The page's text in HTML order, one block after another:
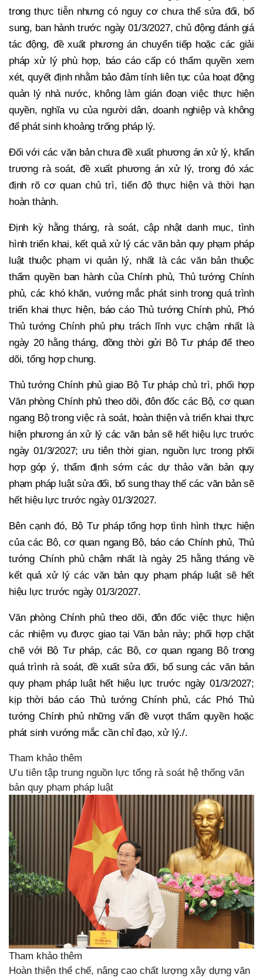
trong thực tiễn nhưng có nguy cơ chưa thể sửa đổi, bổ
sung, ban hành trước ngày 01/3/2027, chủ động đánh giá
tác động, đề xuất phương án chuyển tiếp hoặc các giải
pháp xử lý phù hợp, báo cáo cấp có thẩm quyền xem
xét, quyết định nhằm bảo đảm tính liên tục của hoạt động
quản lý nhà nước, không làm gián đoạn việc thực hiện
quyền, nghĩa vụ của người dân, doanh nghiệp và không
để phát sinh khoảng trống pháp lý.
Đối với các văn bản chưa đề xuất phương án xử lý, khẩn
trương rà soát, đề xuất phương án xử lý, trong đó xác
định rõ cơ quan chủ trì, tiến độ thực hiện và thời hạn
hoàn thành.
Định kỳ hằng tháng, rà soát, cập nhật danh mục, tình
hình triển khai, kết quả xử lý các văn bản quy phạm pháp
luật thuộc phạm vi quản lý, nhất là các văn bản thuộc
thẩm quyền ban hành của Chính phủ, Thủ tướng Chính
phủ, các khó khăn, vướng mắc phát sinh trong quá trình
triển khai thực hiện, báo cáo Thủ tướng Chính phủ, Phó
Thủ tướng Chính phủ phụ trách lĩnh vực chậm nhất là
ngày 20 hằng tháng, đồng thời gửi Bộ Tư pháp để theo
dõi, tổng hợp chung.
Thủ tướng Chính phủ giao Bộ Tư pháp chủ trì, phối hợp
Văn phòng Chính phủ theo dõi, đôn đốc các Bộ, cơ quan
ngang Bộ trong việc rà soát, hoàn thiện và triển khai thực
hiện phương án xử lý các văn bản sẽ hết hiệu lực trước
ngày 01/3/2027; ưu tiên thời gian, nguồn lực trong phối
hợp góp ý, thẩm định sớm các dự thảo văn bản quy
phạm pháp luật sửa đổi, bổ sung thay thế các văn bản sẽ
hết hiệu lực trước ngày 01/3/2027.
Bên cạnh đó, Bộ Tư pháp tổng hợp tình hình thực hiện
của các Bộ, cơ quan ngang Bộ, báo cáo Chính phủ, Thủ
tướng Chính phủ chậm nhất là ngày 25 hằng tháng về
kết quả xử lý các văn bản quy phạm pháp luật sẽ hết
hiệu lực trước ngày 01/3/2027.
Văn phòng Chính phủ theo dõi, đôn đốc việc thực hiện
các nhiệm vụ được giao tại Văn bản này; phối hợp chặt
chẽ với Bộ Tư pháp, các Bộ, cơ quan ngang Bộ trong
quá trình rà soát, đề xuất sửa đổi, bổ sung các văn bản
quy phạm pháp luật hết hiệu lực trước ngày 01/3/2027;
kịp thời báo cáo Thủ tướng Chính phủ, các Phó Thủ
tướng Chính phủ những vấn đề vượt thẩm quyền hoặc
phát sinh vướng mắc cần chỉ đạo, xử lý./.
Tham khảo thêm
Ưu tiên tập trung nguồn lực tổng rà soát hệ thống văn
bản quy phạm pháp luật
Tham khảo thêm
Hoàn thiện thể chế, nâng cao chất lượng xây dựng văn